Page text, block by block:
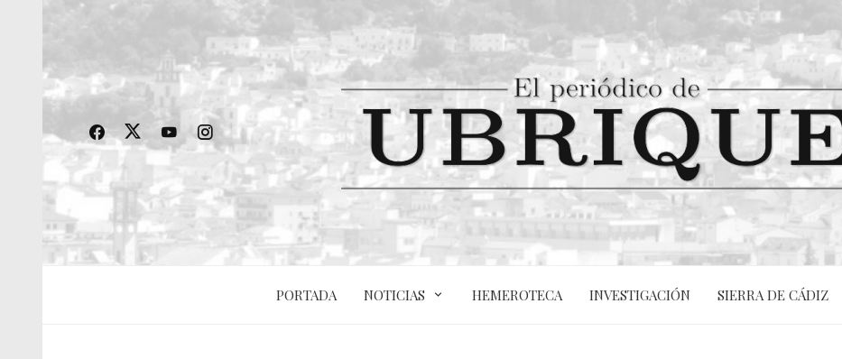
PORTADA NOTICIAS HEMEROTECA INVESTIGACIÓN SIERRA DE CÁDIZ